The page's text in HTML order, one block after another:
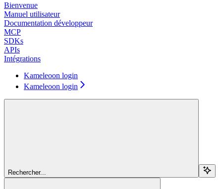
Bienvenue
Manuel utilisateur
Documentation développeur
MCP
SDKs
APIs
Intégrations
Kameleoon login
Kameleoon login
Rechercher...